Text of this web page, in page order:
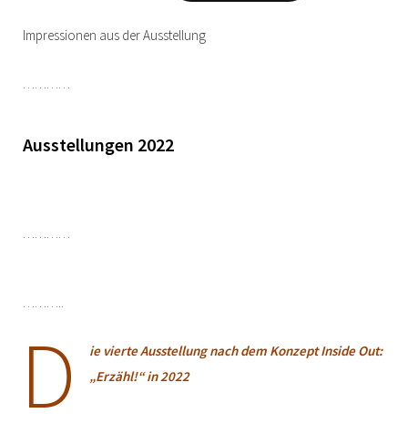
Impressionen aus der Ausstellung
…………
Ausstellungen 2022
…………
………..
D
ie vierte Ausstellung nach dem Konzept Inside Out:
„Erzähl!“ in 2022